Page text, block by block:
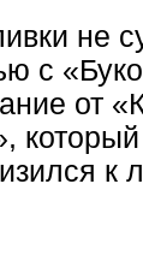
не
с
от
к